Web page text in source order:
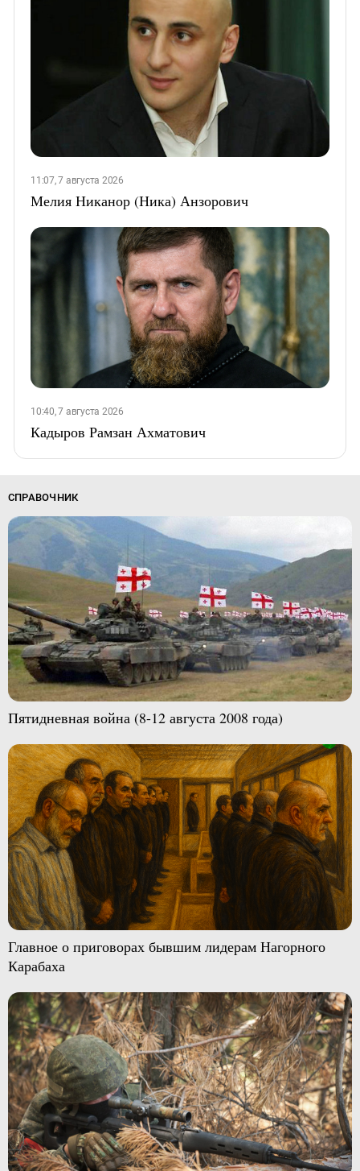
11:07, 7 августа 2026
Мелия Никанор (Ника) Анзорович
10:40, 7 августа 2026
Кадыров Рамзан Ахматович
СПРАВОЧНИК
Пятидневная война (8-12 августа 2008 года)
Главное о приговорах бывшим лидерам Нагорного
Карабаха